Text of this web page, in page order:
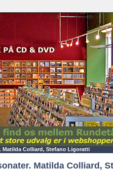
Colliard, Stefano Ligoratti
Matilda Colliard,